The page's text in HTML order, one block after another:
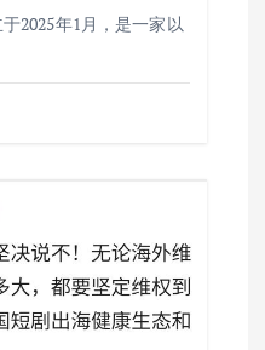
2025年1月，是一家以